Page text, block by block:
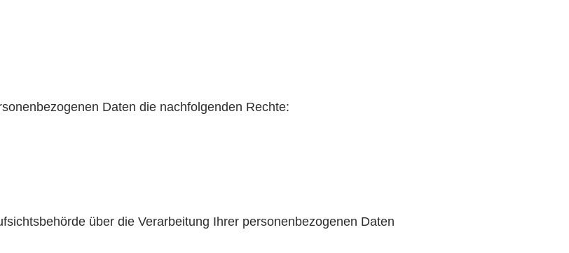
Daten die nachfolgenden Rechte:
über die Verarbeitung Ihrer personenbezogenen Daten